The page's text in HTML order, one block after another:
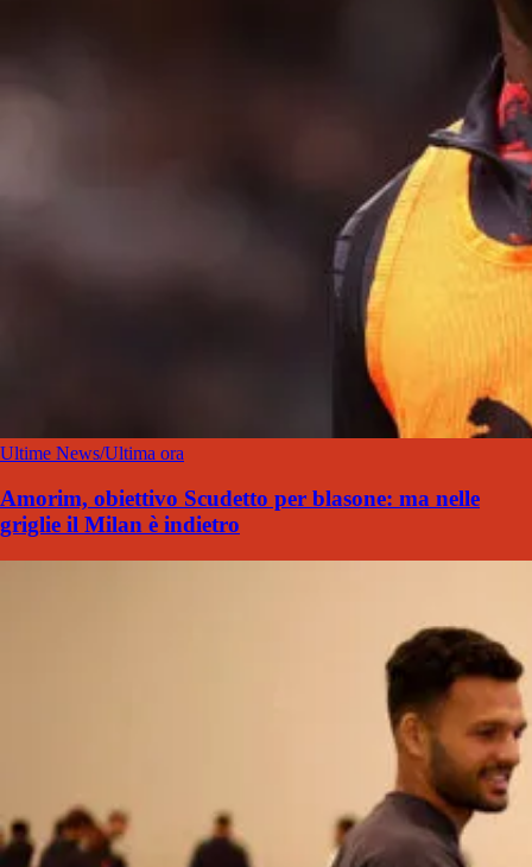
Ultime News/Ultima ora
Amorim, obiettivo Scudetto per blasone: ma nelle
griglie il Milan è indietro